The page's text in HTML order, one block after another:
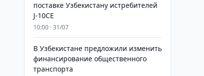
поставке Узбекистану истребителей
J-10CE
10:00 · 31/07
В Узбекистане предложили изменить
финансирование общественного
транспорта